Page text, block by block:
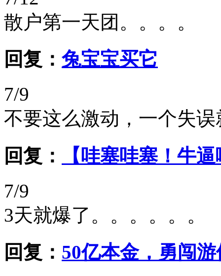
散户第一天团。。。。
回复： 兔宝宝买它
7/9
不要这么激动，一个失
回复：
【哇塞哇塞！牛
7/9
3天就爆了。。。。。。
回复： 50亿本金，勇闯